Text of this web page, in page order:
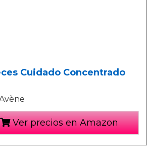
Cuidado Concentrado
Ver precios en Amazon